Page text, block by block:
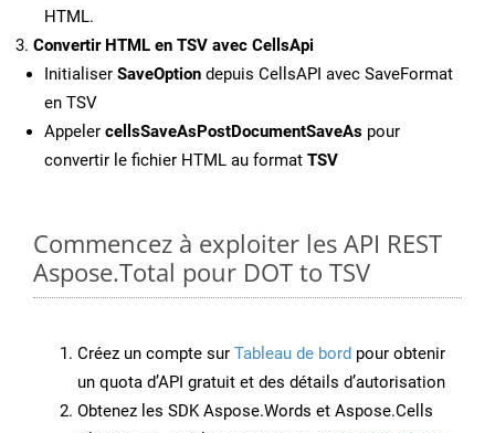
HTML.
Convertir HTML en TSV avec CellsApi
Initialiser SaveOption depuis CellsAPI avec SaveFormat
en TSV
Appeler cellsSaveAsPostDocumentSaveAs pour
convertir le fichier HTML au format TSV
Commencez à exploiter les API REST
Aspose.Total pour DOT to TSV
Créez un compte sur Tableau de bord pour obtenir
un quota d’API gratuit et des détails d’autorisation
Obtenez les SDK Aspose.Words et Aspose.Cells